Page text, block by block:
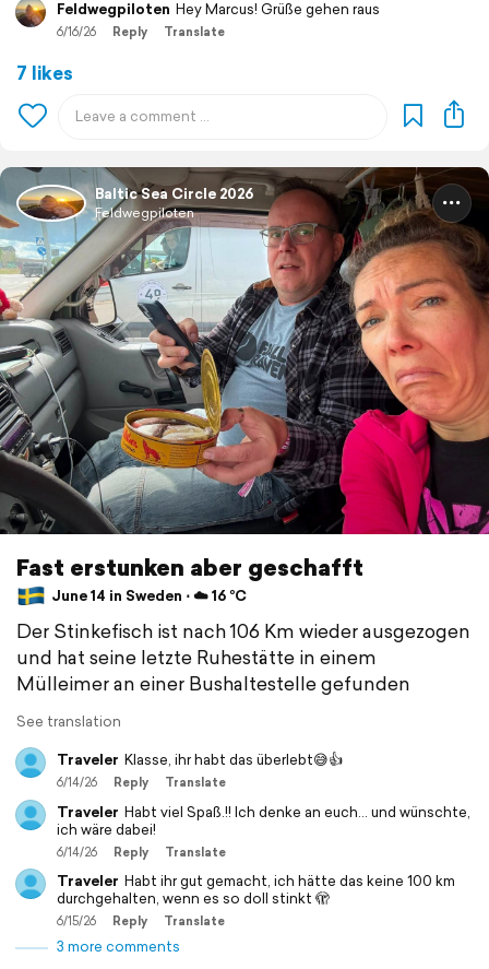
Feldwegpiloten Hey Marcus! Grüße gehen raus
6/16/26 Reply Translate
7 likes
Baltic Sea Circle 2026
Feldwegpiloten
Fast erstunken aber geschafft
June 14 in Sweden ⋅ ☁️ 16 °C
Der Stinkefisch ist nach 106 Km wieder ausgezogen
und hat seine letzte Ruhestätte in einem
Mülleimer an einer Bushaltestelle gefunden
See translation
Traveler Klasse, ihr habt das überlebt😅👍
6/14/26 Reply Translate
Traveler Habt viel Spaß.!! Ich denke an euch… und wünschte,
ich wäre dabei!
6/14/26 Reply Translate
Traveler Habt ihr gut gemacht, ich hätte das keine 100 km
durchgehalten, wenn es so doll stinkt 🫣
6/15/26 Reply Translate
3 more comments